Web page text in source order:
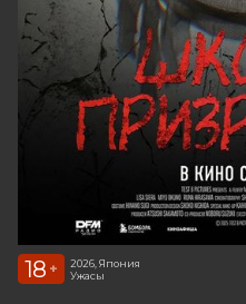
18 +
2026, Япония
Ужасы